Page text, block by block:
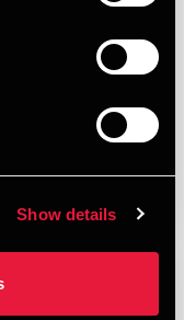
Show details